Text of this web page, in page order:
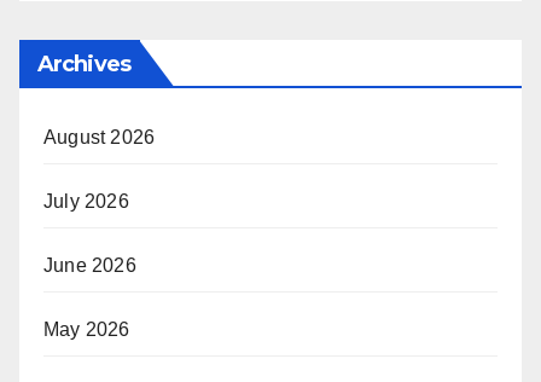
Archives
August 2026
July 2026
June 2026
May 2026